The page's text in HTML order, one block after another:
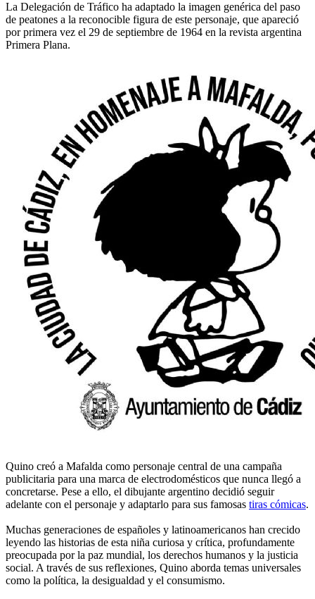
La Delegación de Tráfico ha adaptado la imagen genérica del paso
de peatones a la reconocible figura de este personaje, que apareció
por primera vez el 29 de septiembre de 1964 en la revista argentina
Primera Plana.
Quino creó a Mafalda como personaje central de una campaña
publicitaria para una marca de electrodomésticos que nunca llegó a
concretarse. Pese a ello, el dibujante argentino decidió seguir
adelante con el personaje y adaptarlo para sus famosas tiras cómicas.
Muchas generaciones de españoles y latinoamericanos han crecido
leyendo las historias de esta niña curiosa y crítica, profundamente
preocupada por la paz mundial, los derechos humanos y la justicia
social. A través de sus reflexiones, Quino aborda temas universales
como la política, la desigualdad y el consumismo.